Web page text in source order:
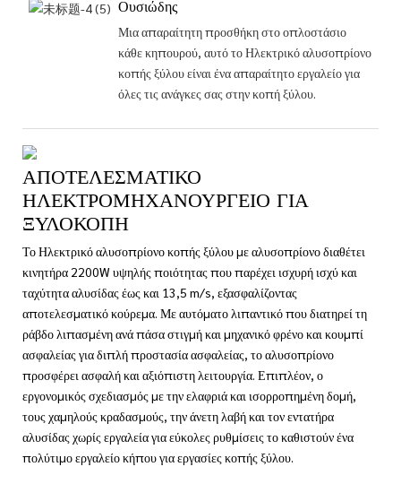
Ουσιώδης
Μια απαραίτητη προσθήκη στο οπλοστάσιο
κάθε κηπουρού, αυτό το Ηλεκτρικό αλυσοπρίονο
κοπής ξύλου είναι ένα απαραίτητο εργαλείο για
όλες τις ανάγκες σας στην κοπή ξύλου.
ΑΠΟΤΕΛΕΣΜΑΤΙΚΌ
ΗΛΕΚΤΡΟΜΗΧΑΝΟΥΡΓΕΊΟ ΓΙΑ
ΞΥΛΟΚΟΠΉ
Το Ηλεκτρικό αλυσοπρίονο κοπής ξύλου με αλυσοπρίονο διαθέτει
κινητήρα 2200W υψηλής ποιότητας που παρέχει ισχυρή ισχύ και
ταχύτητα αλυσίδας έως και 13,5 m/s, εξασφαλίζοντας
αποτελεσματικό κούρεμα. Με αυτόματο λιπαντικό που διατηρεί τη
ράβδο λιπασμένη ανά πάσα στιγμή και μηχανικό φρένο και κουμπί
ασφαλείας για διπλή προστασία ασφαλείας, το αλυσοπρίονο
προσφέρει ασφαλή και αξιόπιστη λειτουργία. Επιπλέον, ο
εργονομικός σχεδιασμός με την ελαφριά και ισορροπημένη δομή,
τους χαμηλούς κραδασμούς, την άνετη λαβή και τον εντατήρα
αλυσίδας χωρίς εργαλεία για εύκολες ρυθμίσεις το καθιστούν ένα
πολύτιμο εργαλείο κήπου για εργασίες κοπής ξύλου.